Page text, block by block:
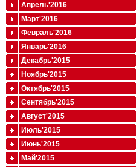
Апрель'2016
Март'2016
Февраль'2016
Январь'2016
Декабрь'2015
Ноябрь'2015
Октябрь'2015
Сентябрь'2015
Август'2015
Июль'2015
Июнь'2015
Май'2015